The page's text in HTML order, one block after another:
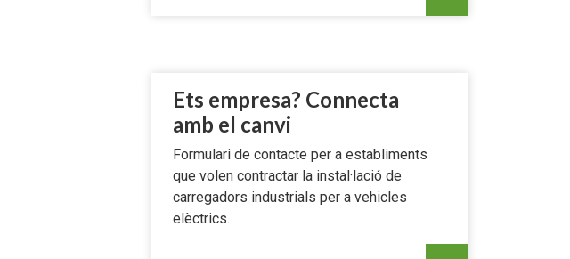
Ets empresa? Connecta
amb el canvi
Formulari de contacte per a establiments
que volen contractar la instal·lació de
carregadors industrials per a vehicles
elèctrics.